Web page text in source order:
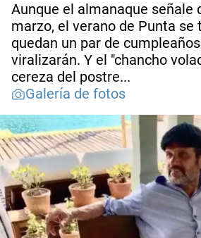
Aunque el almanaque señale
marzo, el verano de Punta se
quedan un par de
viralizarán. Y el "chancho
cereza del postre...
Galería de fotos